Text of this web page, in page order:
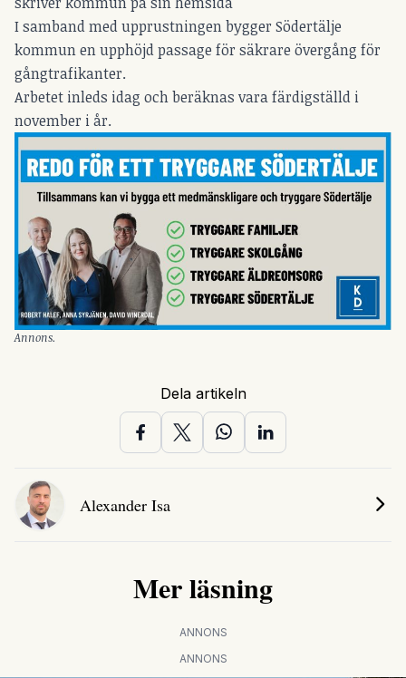
I samband med upprustningen bygger Södertälje
kommun en upphöjd passage för säkrare övergång för
gångtrafikanter.
Arbetet inleds idag och beräknas vara färdigställd i
november i år.
Annons.
Dela artikeln
Alexander Isa
Mer läsning
ANNONS
ANNONS